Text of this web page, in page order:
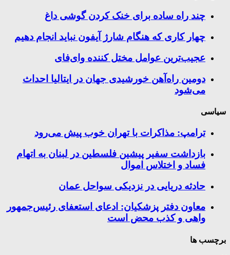
چند راه‌ ساده برای خنک کردن گوشی داغ
چهار کاری که هنگام شارژ آیفون نباید انجام دهیم
عجیب‌ترین عوامل مختل کننده وای‌فای
دومین راه‌آهن خورشیدی جهان در ایتالیا احداث
می‌شود
سیاسی
ترامپ: مذاکرات با تهران خوب پیش می‌رود
بازداشت سفیر پیشین فلسطین در لبنان به اتهام
فساد و اختلاس اموال
حادثه دریایی در نزدیکی سواحل عمان
معاون دفتر پزشکیان: ادعای استعفای رئیس‌جمهور
واهی و کذب محض است
برچسب ها